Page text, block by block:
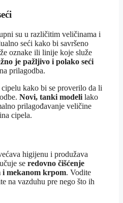
su u različitim veličinama i
seći kako bi savršeno
oznake ili linije koje služe
je pažljivo i polako seći
prilagodba.
kako bi se proverilo da li
Novi, tanki modeli lako
prilagođavanje veličine
cipela.
higijenu i produžava
se redovno čišćenje
i mekanom krpom. Vodite
na vazduhu pre nego što ih